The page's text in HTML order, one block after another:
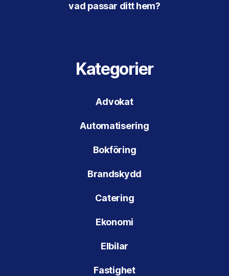
vad passar ditt hem?
Kategorier
Advokat
Automatisering
Bokföring
Brandskydd
Catering
Ekonomi
Elbilar
Fastighet